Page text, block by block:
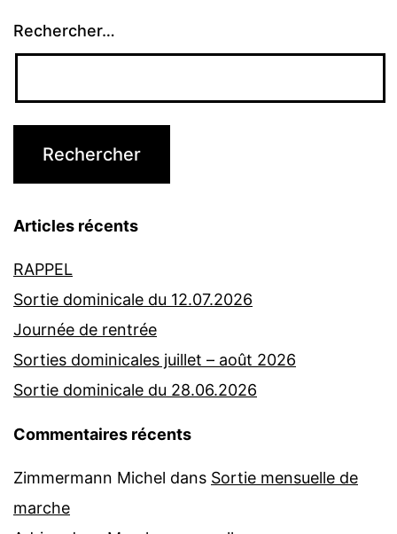
Rechercher…
Articles récents
RAPPEL
Sortie dominicale du 12.07.2026
Journée de rentrée
Sorties dominicales juillet – août 2026
Sortie dominicale du 28.06.2026
Commentaires récents
Zimmermann Michel dans Sortie mensuelle de
marche